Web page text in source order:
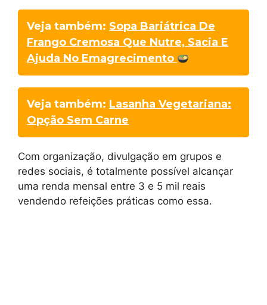
Veja também: Sopa Bariátrica De
Frango Cremosa Que Nutre, Sacia E
Ajuda No Emagrecimento
Veja também: Lasanha Vegetariana:
Opção Sem Carne
Com organização, divulgação em grupos e
redes sociais, é totalmente possível alcançar
uma renda mensal entre 3 e 5 mil reais
vendendo refeições práticas como essa.